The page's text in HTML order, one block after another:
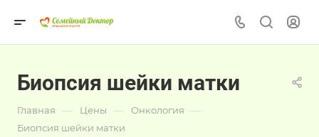
Биопсия шейки матки
Главная — Цены — Онкология —
Биопсия шейки матки